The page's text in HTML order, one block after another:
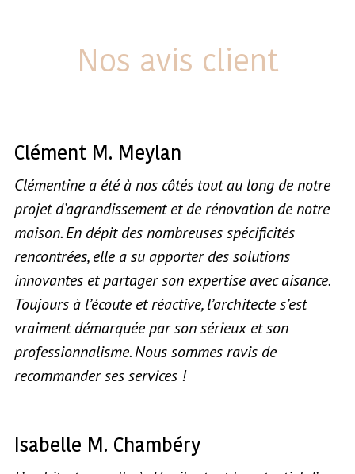
Nos avis client
Clément M. Meylan
Clémentine a été à nos côtés tout au long de notre
projet d’agrandissement et de rénovation de notre
maison. En dépit des nombreuses spécificités
rencontrées, elle a su apporter des solutions
innovantes et partager son expertise avec aisance.
Toujours à l’écoute et réactive, l’architecte s’est
vraiment démarquée par son sérieux et son
professionnalisme. Nous sommes ravis de
recommander ses services !
Isabelle M. Chambéry